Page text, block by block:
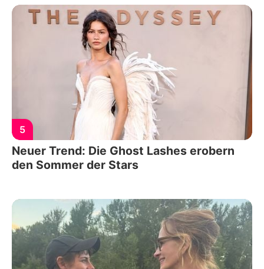
5
Neuer Trend: Die Ghost Lashes erobern
den Sommer der Stars